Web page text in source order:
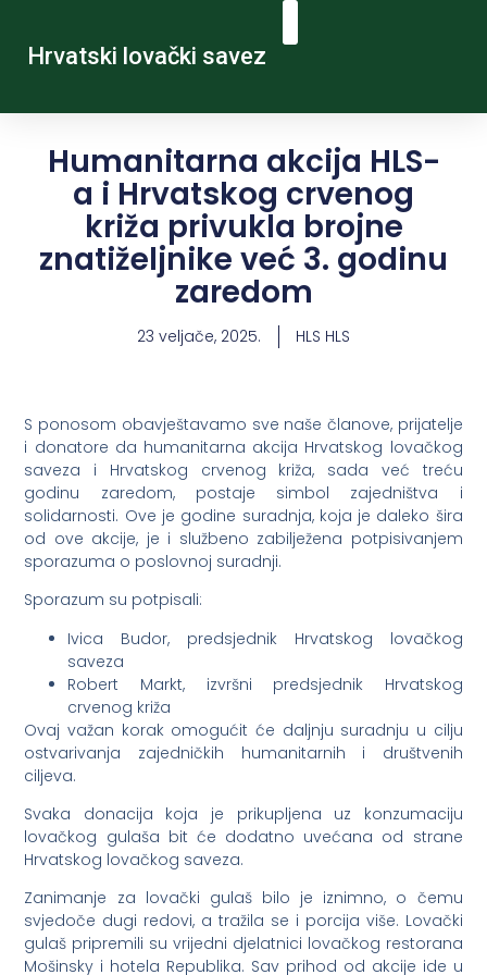
Hrvatski lovački savez
Humanitarna akcija HLS-
a i Hrvatskog crvenog
križa privukla brojne
znatiželjnike već 3. godinu
zaredom
23 veljače, 2025. HLS HLS
S ponosom obavještavamo sve naše članove, prijatelje
i donatore da humanitarna akcija Hrvatskog lovačkog
saveza i Hrvatskog crvenog križa, sada već treću
godinu zaredom, postaje simbol zajedništva i
solidarnosti. Ove je godine suradnja, koja je daleko šira
od ove akcije, je i službeno zabilježena potpisivanjem
sporazuma o poslovnoj suradnji.
Sporazum su potpisali:
Ivica Budor, predsjednik Hrvatskog lovačkog
saveza
Robert Markt, izvršni predsjednik Hrvatskog
crvenog križa
Ovaj važan korak omogućit će daljnju suradnju u cilju
ostvarivanja zajedničkih humanitarnih i društvenih
ciljeva.
Svaka donacija koja je prikupljena uz konzumaciju
lovačkog gulaša bit će dodatno uvećana od strane
Hrvatskog lovačkog saveza.
Zanimanje za lovački gulaš bilo je iznimno, o čemu
svjedoče dugi redovi, a tražila se i porcija više. Lovački
gulaš pripremili su vrijedni djelatnici lovačkog restorana
Mošinsky i hotela Republika. Sav prihod od akcije ide u